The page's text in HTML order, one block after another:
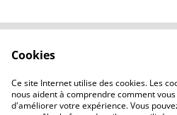
Politique de
confidentialité
Cookies
Ce site Internet utilise des cookies. Les
nous aident à comprendre comment
d'améliorer votre expérience. Vous